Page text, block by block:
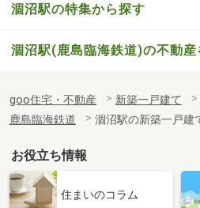
涸沼駅の特集から探す
涸沼駅(鹿島臨海鉄道)の不動産
goo住宅・不動産 新築一戸建て
鹿島臨海鉄道
涸沼駅の新築一戸建
お役立ち情報
住まいのコラム